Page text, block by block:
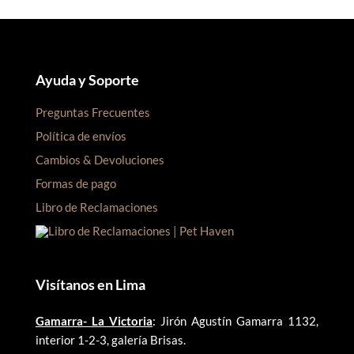
Ayuda y Soporte
Preguntas Frecuentes
Política de envíos
Cambios & Devoluciones
Formas de pago
Libro de Reclamaciones
Visítanos en Lima
Gamarra- La Victoria: Jirón Agustín Gamarra 1132,
interior 1-2-3, galería Brisas.